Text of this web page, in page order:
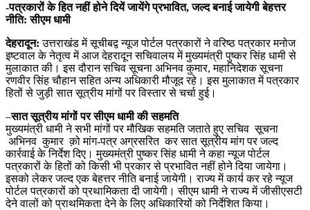
-पत्रकारों के हित नहीं होने दियें जायेंगे प्रभावित, जल्द बनाई जायेगी बेहत्तर
नीति: सीएम धामी
देहरादून: उत्तराखंड में सूचीबद्व न्यूज पोर्टल पत्रकारों ने वरिष्ठ पत्रकार मनोज
इष्टवाल के नेतृत्व में आज देहरादून सचिवालय में मुख्यमंत्री पुष्कर सिंह धामी से
मुलाकात की। इस दौरान सचिव सूचना अभिनव कुमार, महानिदेशक सूचना
रणवीर सिंह चौहान सहित अन्य अधिकारी मौजूद रहे। इस मुलाकात में पत्रकार
हितों से जुड़ी सात सूत्रीय मांगों पर विस्तार से चर्चा हुई।
–सात सूत्रीय मांगों पर सीएम धामी की सहमति
मुख्यमंत्री धामी ने सभी मांगों पर मौखिक सहमति जताते हुए सचिव सूचना
अभिनव कुमार क़ो मांग-पत्र अग्रसरित कर सात सूत्रीय मांग पर जल्द
कार्रवाई के निर्देश दिए। मुख्यमंत्री पुष्कर सिंह धामी ने कहा न्यूज पोर्टल
पत्रकारों के हितों को किसी भी प्रकार से प्रभावित नहीं होने दिया जायेगा।
इसको लेकर जल्द एक बेहत्तर नीति बनाई जायेगी। राज्य में कार्य कर रहे न्यूज
पोर्टल पत्रकारों को प्रथामिकता दी जायेगी। सीएम धामी ने राज्य में जीसीएसटी
देने वालों को प्राथमिकता देने के लिए अधिकारियों को निर्देशित किया।